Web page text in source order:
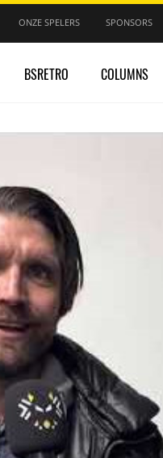
ONZE SPELERS SPONSORS
BSRETRO COLUMNS